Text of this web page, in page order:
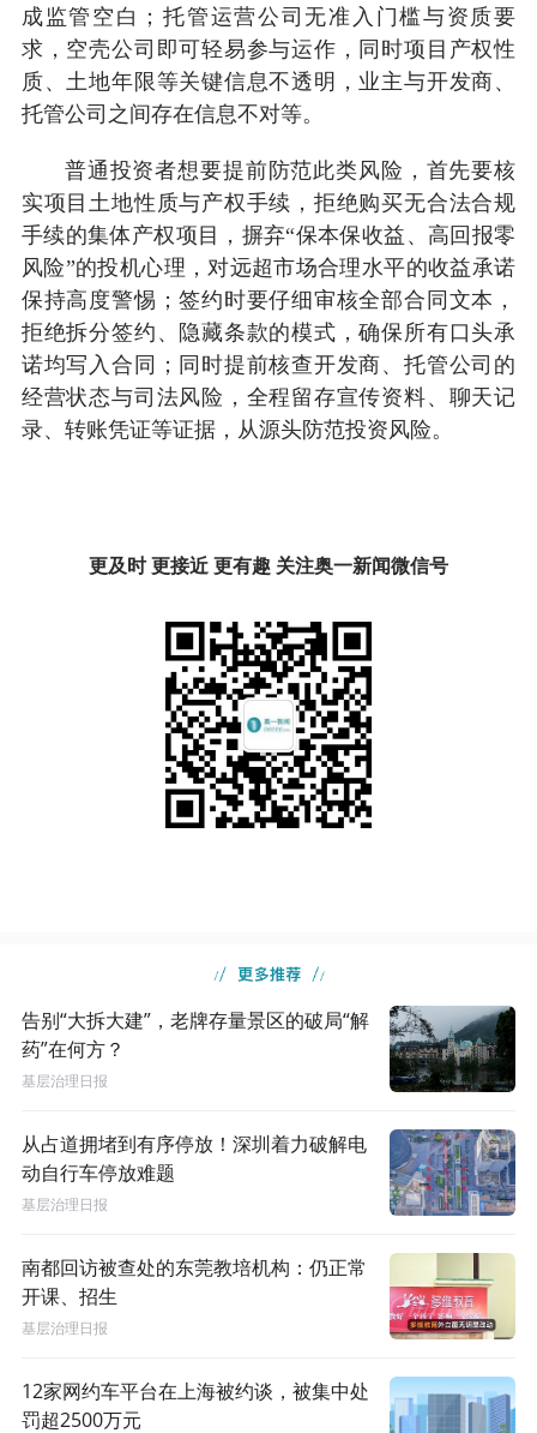
成监管空白；托管运营公司无准入门槛与资质要
求，空壳公司即可轻易参与运作，同时项目产权性
质、土地年限等关键信息不透明，业主与开发商、
托管公司之间存在信息不对等。
普通投资者想要提前防范此类风险，首先要核
实项目土地性质与产权手续，拒绝购买无合法合规
手续的集体产权项目，摒弃“保本保收益、高回报零
风险”的投机心理，对远超市场合理水平的收益承诺
保持高度警惕；签约时要仔细审核全部合同文本，
拒绝拆分签约、隐藏条款的模式，确保所有口头承
诺均写入合同；同时提前核查开发商、托管公司的
经营状态与司法风险，全程留存宣传资料、聊天记
录、转账凭证等证据，从源头防范投资风险。
更及时 更接近 更有趣 关注奥一新闻微信号
告别“大拆大建”，老牌存量景区的破局“解
药”在何方？
基层治理日报
从占道拥堵到有序停放！深圳着力破解电
动自行车停放难题
基层治理日报
南都回访被查处的东莞教培机构：仍正常
开课、招生
基层治理日报
12家网约车平台在上海被约谈，被集中处
罚超2500万元